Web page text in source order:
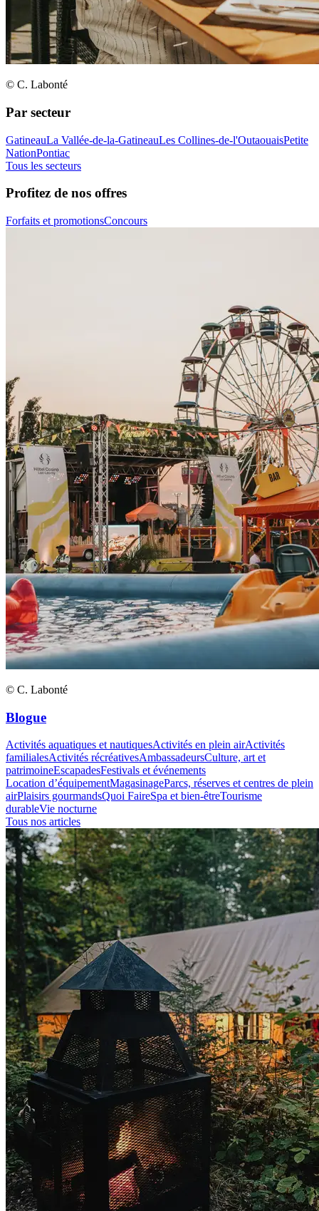
© C. Labonté
Par secteur
GatineauLa Vallée-de-la-GatineauLes Collines-de-l'OutaouaisPetite
NationPontiac
Tous les secteurs
Profitez de nos offres
Forfaits et promotionsConcours
© C. Labonté
Blogue
Activités aquatiques et nautiquesActivités en plein airActivités
familialesActivités récréativesAmbassadeursCulture, art et
patrimoineEscapadesFestivals et événements
Location d’équipementMagasinageParcs, réserves et centres de plein
airPlaisirs gourmandsQuoi FaireSpa et bien-êtreTourisme
durableVie nocturne
Tous nos articles